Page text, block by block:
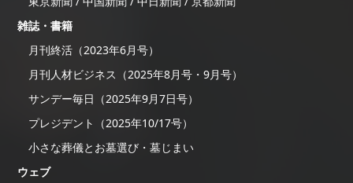
雑誌・書籍
月刊終活（2023年6月号）
月刊人材ビジネス（2025年8月号・9月号）
サンデー毎日（2025年9月7日号）
プレジデント（2025年10/17号）
小さな葬儀とお墓選び・墓じまい
ウェブ